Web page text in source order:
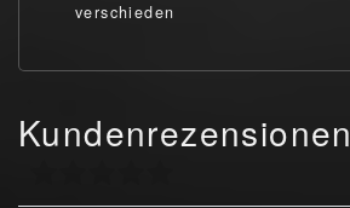
verschieden
Kundenrezensionen